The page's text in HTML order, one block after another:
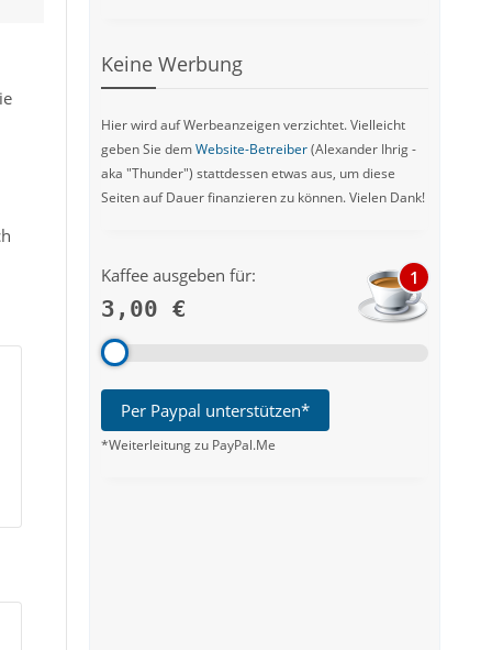
Keine Werbung
Hier wird auf Werbeanzeigen verzichtet. Vielleicht
geben Sie demWebsite-Betreiber(Alexander Ihrig -
aka "Thunder") stattdessen etwas aus, um diese
Seiten auf Dauer finanzieren zu können. Vielen Dank!
Kaffee ausgeben für:
3,00 €
1
Per Paypal unterstützen*
*Weiterleitung zu PayPal.Me